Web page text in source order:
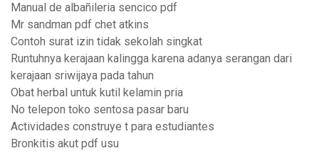
Manual de albañileria sencico pdf
Mr sandman pdf chet atkins
Contoh surat izin tidak sekolah singkat
Runtuhnya kerajaan kalingga karena adanya serangan dari
kerajaan sriwijaya pada tahun
Obat herbal untuk kutil kelamin pria
No telepon toko sentosa pasar baru
Actividades construye t para estudiantes
Bronkitis akut pdf usu